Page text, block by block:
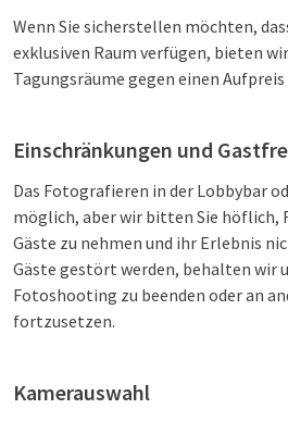
Wenn Sie sicherstellen möchten,
exklusiven Raum verfügen, bieten
Tagungsräume gegen einen Aufpreis
Einschränkungen und
Das Fotografieren in der Lobbybar
möglich, aber wir bitten Sie höflich,
Gäste zu nehmen und ihr Erlebnis
Gäste gestört werden, behalten wir
Fotoshooting zu beenden oder an
fortzusetzen.
Kamerauswahl